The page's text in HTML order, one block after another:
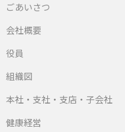
ごあいさつ
会社概要
役員
組織図
本社・支社・支店・子会社
健康経営